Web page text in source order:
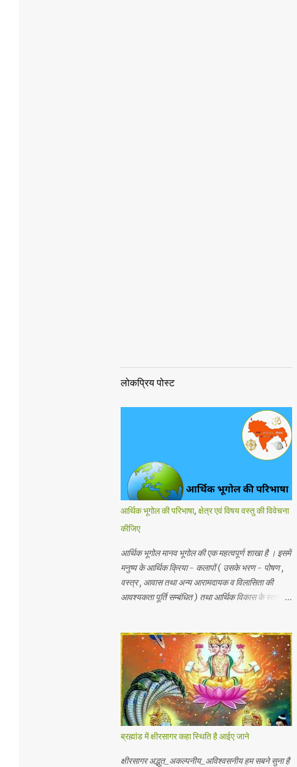
लोकप्रिय पोस्ट
आर्थिक भूगोल की परिभाषा, क्षेत्र एवं विषय वस्तु की विवेचना
कीजिए
आर्थिक भूगोल मानव भूगोल की एक महत्वपूर्ण शाखा है । इसमें
मनुष्य के आर्थिक क्रिया - कलापों ( उसके भरण - पोषण ,
वस्त्र , आवास तथा अन्य आरामदायक व विलासिता की
आवश्यकता पूर्ति सम्बंधित ) तथा आर्थिक विकास के स्तर का
भिन्नता होती है, अतः इनका पारस्परिक सम्बन्ध भी भिन्न होता
है, जिसके आर्थिक भूगोल के अंतर्गत इन्ही क्षेत्रीय आर्थिक
भिन्नताओ का अध्ययन किया जाता है। आर्थिक भूगोल की
कुछ विद्वानों ने निम्नलिखित प्रमुख परिभाषाएं दी है। 1.प्रो .
ब्राउन के शब्दों में - आर्थिक भूगोल की वह शाखा है जिसमें
प्राकृतिक वातावरण ( जड़ और चेतन ) के मनुष्य की आर्थिक
क्रियाओं पर पड़ने वाले प्रभावों का अध्ययन होता है। 2.
रूरबैक के शब्दों में - "आर्थिक भूगोल एक क्षेत्र के आर्थिक
जीवन क वर्णन है, जिसके अन्तर्गत भौगोलिक वातावरण के
ब्रह्मांड में क्षीरसागर कहा स्थिति है आईए जाने
क्षीरसागर अद्भुत_अकल्पनीय_अविश्वसनीय हम सबने सुना है